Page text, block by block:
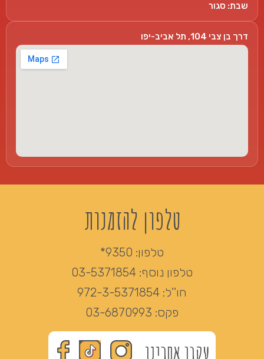
שבת: סגור
דרך בן צבי 104, תל אביב-יפו
טלפון להזמנות
טלפון: 9350*
טלפון נוסף: 03-5371854
חו''ל: 972-3-5371854
פקס: 03-6870993
עקבו אחרינו